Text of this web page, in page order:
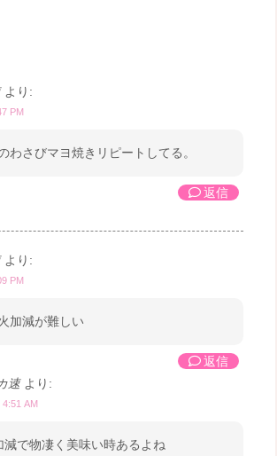
より:
PM
わさびマヨ焼きリピートしてる。
返信
より:
PM
加減が難しい
返信
速 より:
4:51 AM
減で物凄く美味い時あるよね